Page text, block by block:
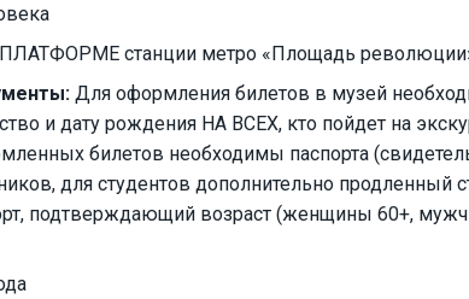
станции метро «Площадь
Для оформления билетов в музей
и дату рождения НА ВСЕХ, кто пойдет на
билетов необходимы паспорта
для студентов дополнительно продленный
подтверждающий возраст (женщины 60+,